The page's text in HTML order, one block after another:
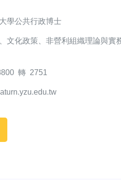
學公共行政博士
文化政策、非營利組織理論與實
轉 2751